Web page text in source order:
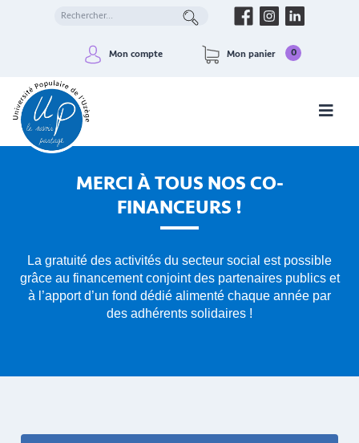
Mon compte Mon panier 0
MERCI À TOUS NOS CO-
FINANCEURS !
La gratuité des activités du secteur social est possible
grâce au financement conjoint des partenaires publics et
à l’apport d’un fond dédié alimenté chaque année par
des adhérents solidaires !